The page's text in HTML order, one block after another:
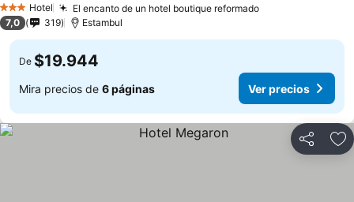
3 Estrellas
Hotel El encanto de un hotel boutique reformado
7,0 319 Estambul
De $19.944
Mira precios de 6 páginas Ver precios
Compartir